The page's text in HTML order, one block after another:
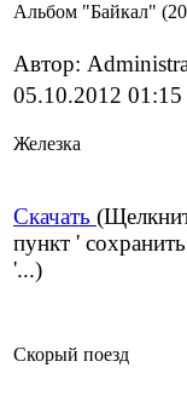
Альбом "Байкал"
Автор:
05.10.2012 01:15
Железка
Скачать
пункт '
'...)
Скорый поезд